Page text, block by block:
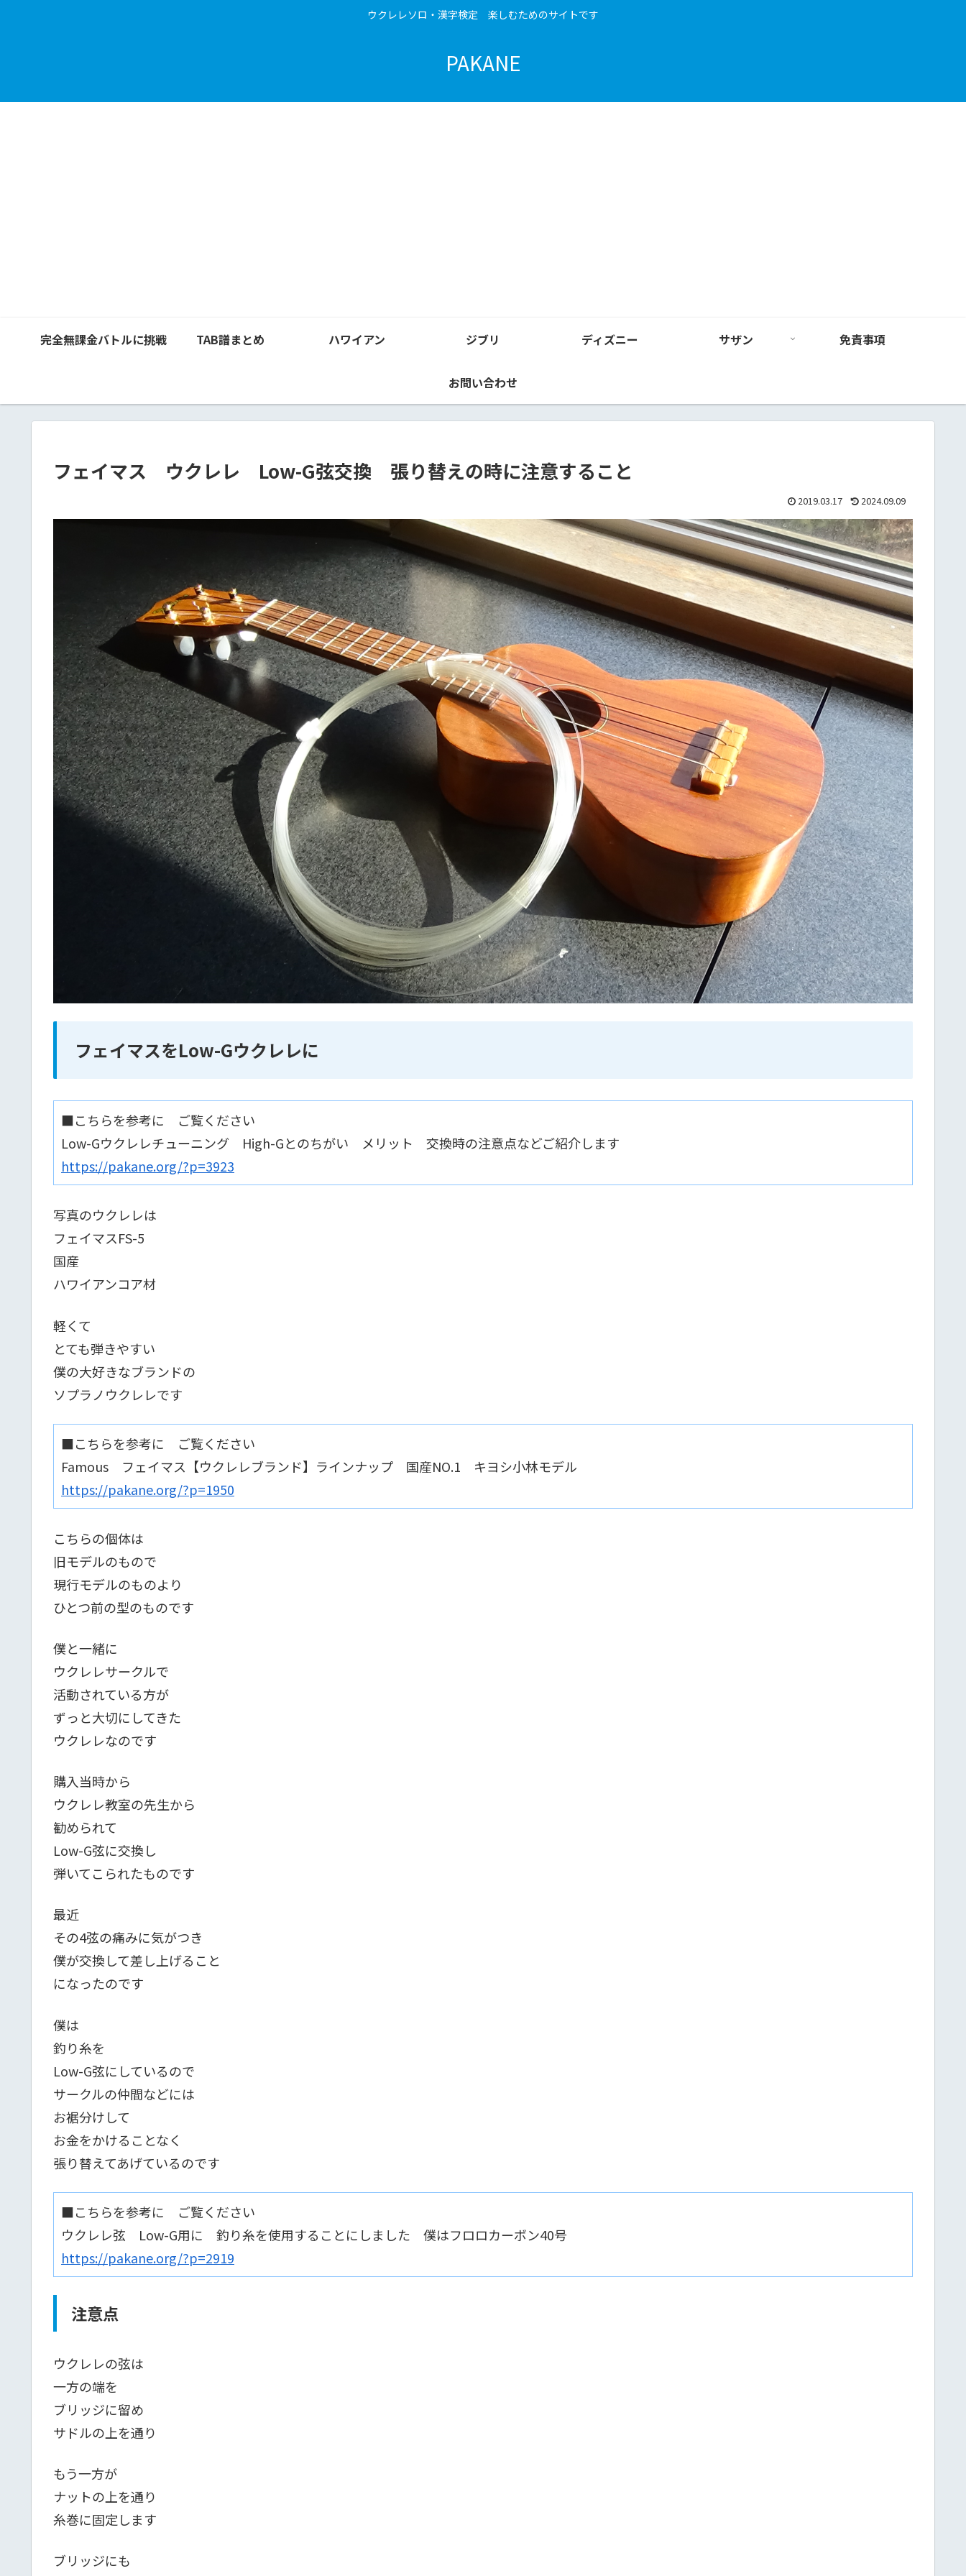
ウクレレソロ・漢字検定 楽しむためのサイトです
PAKANE
完全無課金バトルに挑戦 TAB譜まとめ ハワイアン ジブリ ディズニー サザン 免責事項
お問い合わせ
フェイマス ウクレレ Low-G弦交換 張り替えの時に注意すること
2019.03.17 2024.09.09
フェイマスをLow-Gウクレレに
■こちらを参考に ご覧ください
Low-Gウクレレチューニング High-Gとのちがい メリット 交換時の注意点などご紹介します
https://pakane.org/?p=3923
写真のウクレレは
フェイマスFS-5
国産
ハワイアンコア材
軽くて
とても弾きやすい
僕の大好きなブランドの
ソプラノウクレレです
■こちらを参考に ご覧ください
Famous フェイマス【ウクレレブランド】ラインナップ 国産NO.1 キヨシ小林モデル
https://pakane.org/?p=1950
こちらの個体は
旧モデルのもので
現行モデルのものより
ひとつ前の型のものです
僕と一緒に
ウクレレサークルで
活動されている方が
ずっと大切にしてきた
ウクレレなのです
購入当時から
ウクレレ教室の先生から
勧められて
Low-G弦に交換し
弾いてこられたものです
最近
その4弦の痛みに気がつき
僕が交換して差し上げること
になったのです
僕は
釣り糸を
Low-G弦にしているので
サークルの仲間などには
お裾分けして
お金をかけることなく
張り替えてあげているのです
■こちらを参考に ご覧ください
ウクレレ弦 Low-G用に 釣り糸を使用することにしました 僕はフロロカーボン40号
https://pakane.org/?p=2919
注意点
ウクレレの弦は
一方の端を
ブリッジに留め
サドルの上を通り
もう一方が
ナットの上を通り
糸巻に固定します
ブリッジにも